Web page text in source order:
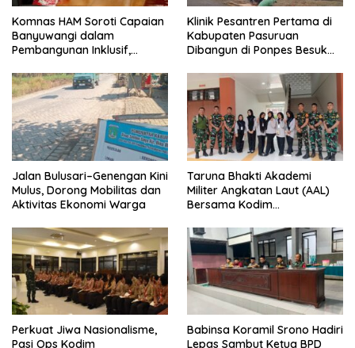
Komnas HAM Soroti Capaian
Banyuwangi dalam
Pembangunan Inklusif,
Nasional
Klinik Pesantren Pertama di
Kabupaten Pasuruan
Dibangun di Ponpes Besuk
Kesehatan Santri
Jalan Bulusari–Genengan Kini
Mulus, Dorong Mobilitas dan
Aktivitas Ekonomi Warga
Taruna Bhakti Akademi
Militer Angkatan Laut (AAL)
Bersama Kodim
Generasi Disiplin dan Berjiwa
Nasionalis
Perkuat Jiwa Nasionalisme,
Pasi Ops Kodim
Babinsa Koramil Srono Hadiri
Lepas Sambut Ketua BPD